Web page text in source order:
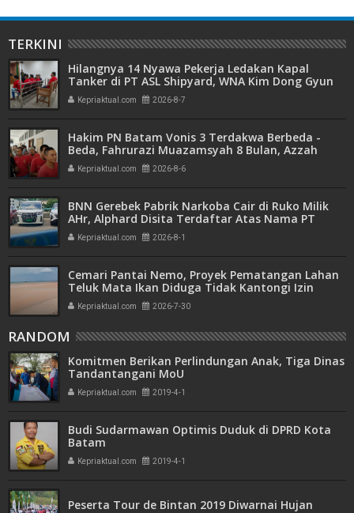
TERKINI
Hilangnya 14 Nyawa Pekerja Ledakan Kapal
Tanker di PT ASL Shipyard, WNA Kim Dong Gyun
Hanya Dituntut 1 Tahun 6 Bulan
Kepriaktual.com 2026-8-7
Hakim PN Batam Vonis 3 Terdakwa Berbeda -
Beda, Fahrurazi Muazamsyah 8 Bulan, Azzah
Azzurah dan Risma Divonis 2 Tahun 6 Bulan
Kepriaktual.com 2026-8-6
BNN Gerebek Pabrik Narkoba Cair di Ruko Milik
AHr, Alphard Disita Terdaftar Atas Nama PT
Mitra Usaha Properti
Kepriaktual.com 2026-8-1
Cemari Pantai Nemo, Proyek Pematangan Lahan
Teluk Mata Ikan Diduga Tidak Kantongi Izin
Amdal
Kepriaktual.com 2026-7-30
RANDOM
Komitmen Berikan Perlindungan Anak, Tiga Dinas
Tandantangani MoU
Kepriaktual.com 2019-4-1
Budi Sudarmawan Optimis Duduk di DPRD Kota
Batam
Kepriaktual.com 2019-4-1
Peserta Tour de Bintan 2019 Diwarnai Hujan